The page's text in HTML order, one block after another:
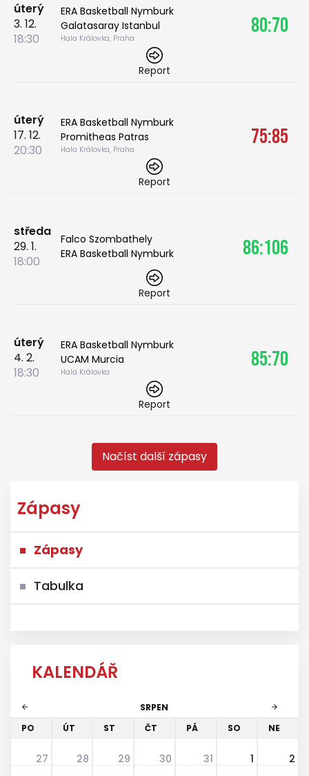
úterý
3. 12.
18:30
ERA Basketball Nymburk
Galatasaray Istanbul
Hala Královka, Praha
80:70
Report
úterý
17. 12.
20:30
ERA Basketball Nymburk
Promitheas Patras
Hala Královka, Praha
75:85
Report
středa
29. 1.
18:00
Falco Szombathely
ERA Basketball Nymburk
86:106
Report
úterý
4. 2.
18:30
ERA Basketball Nymburk
UCAM Murcia
Hala Královka
85:70
Report
Načíst další zápasy
Zápasy
Zápasy
Tabulka
KALENDÁŘ
arrow_back SRPEN arrow_forward
PO ÚT ST ČT PÁ SO NE
27 28 29 30 31 1 2